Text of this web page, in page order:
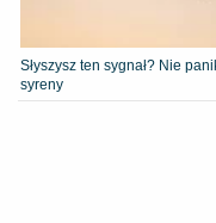
Słyszysz ten sygnał? Nie
syreny